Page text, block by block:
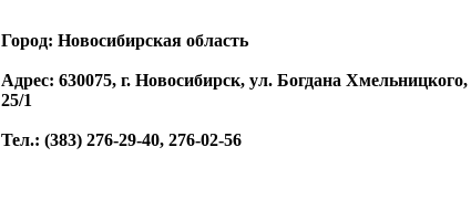
Город: Новосибирская область
Адрес: 630075, г. Новосибирск, ул. Богдана Хмельницкого,
25/1
Тел.: (383) 276-29-40, 276-02-56